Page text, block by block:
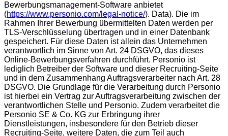
Bewerbungsmanagement-Software anbietet
(https://www.personio.com/legal-notice/). Data). Die im
Rahmen Ihrer Bewerbung übermittelten Daten werden per
TLS-Verschlüsselung übertragen und in einer Datenbank
gespeichert. Für diese Daten ist allein das Unternehmen
verantwortlich im Sinne von Art. 24 DSGVO, das dieses
Online-Bewerbungsverfahren durchführt. Personio ist
lediglich Betreiber der Software und dieser Recruiting-Seite
und in dem Zusammenhang Auftragsverarbeiter nach Art. 28
DSGVO. Die Grundlage für die Verarbeitung durch Personio
ist hierbei ein Vertrag zur Auftragsverarbeitung zwischen der
verantwortlichen Stelle und Personio. Zudem verarbeitet die
Personio SE & Co. KG zur Erbringung ihrer
Dienstleistungen, insbesondere für den Betrieb dieser
Recruiting-Seite, weitere Daten, die zum Teil auch